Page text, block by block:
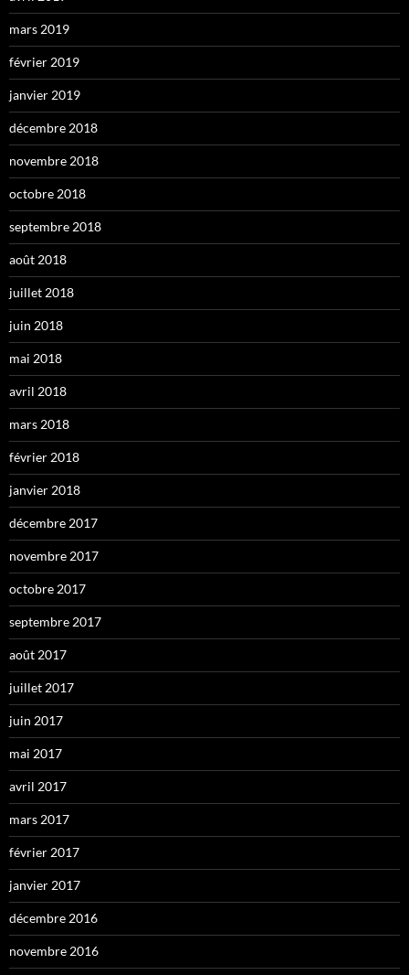
mars 2019
février 2019
janvier 2019
décembre 2018
novembre 2018
octobre 2018
septembre 2018
août 2018
juillet 2018
juin 2018
mai 2018
avril 2018
mars 2018
février 2018
janvier 2018
décembre 2017
novembre 2017
octobre 2017
septembre 2017
août 2017
juillet 2017
juin 2017
mai 2017
avril 2017
mars 2017
février 2017
janvier 2017
décembre 2016
novembre 2016